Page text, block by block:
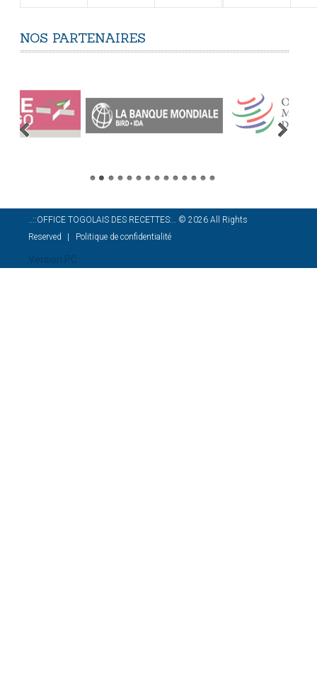
NOS PARTENAIRES
..::OFFICE TOGOLAIS DES RECETTES:.. © 2026 All Rights
Reserved
Politique de confidentialité
Version PC